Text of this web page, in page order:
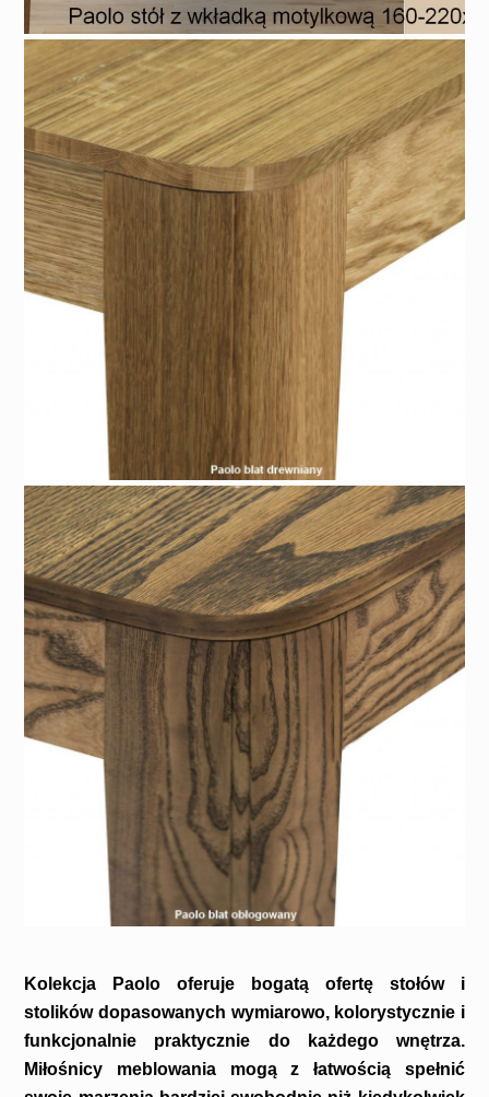
Kolekcja Paolo oferuje bogatą ofertę stołów i
stolików dopasowanych wymiarowo, kolorystycznie i
funkcjonalnie praktycznie do każdego wnętrza.
Miłośnicy meblowania mogą z łatwością spełnić